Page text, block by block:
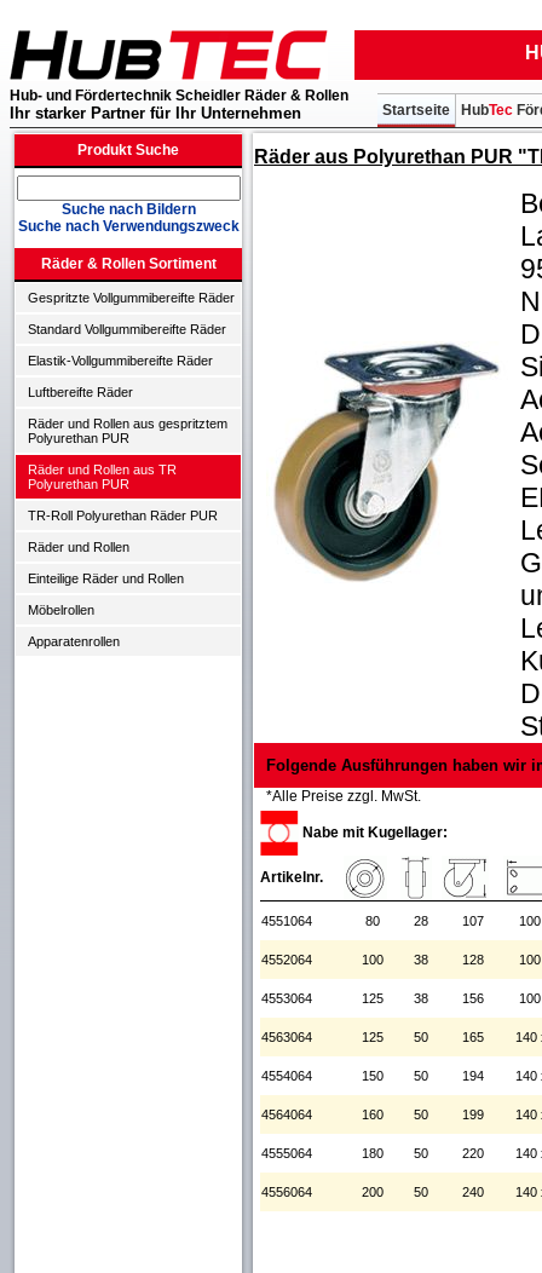
Hub- und Fördertechnik Scheidler Räder & Rollen
Ihr starker Partner für Ihr Unternehmen HubTec
Startseite
Produkt Suche
Suche nach Bildern
Suche nach Verwendungszweck
Räder & Rollen Sortiment
Gespritzte Vollgummibereifte Räder
Standard Vollgummibereifte Räder
Elastik-Vollgummibereifte Räder
Luftbereifte Räder
Räder und Rollen aus gespritztem
Polyurethan PUR
Räder und Rollen aus TR
Polyurethan PUR
TR-Roll Polyurethan Räder PUR
Räder und Rollen
Einteilige Räder und Rollen
Möbelrollen
Apparatenrollen
Räder aus Polyurethan PUR
Folgende Ausführungen haben wir
*Alle Preise zzgl. MwSt.
Nabe mit Kugellager:
Artikelnr.
4551064 80 28 107
4552064 100 38 128
4553064 125 38 156
4563064 125 50 165 140
4554064 150 50 194 140
4564064 160 50 199 140
4555064 180 50 220 140
4556064 200 50 240 140